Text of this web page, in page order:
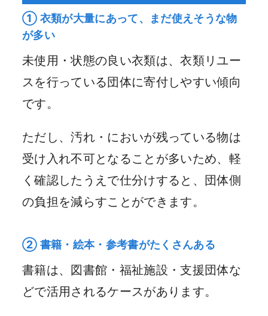
① 衣類が大量にあって、まだ使えそうな物
が多い
未使用・状態の良い衣類は、衣類リユー
スを行っている団体に寄付しやすい傾向
です。
ただし、汚れ・においが残っている物は
受け入れ不可となることが多いため、軽
く確認したうえで仕分けすると、団体側
の負担を減らすことができます。
② 書籍・絵本・参考書がたくさんある
書籍は、図書館・福祉施設・支援団体な
どで活用されるケースがあります。